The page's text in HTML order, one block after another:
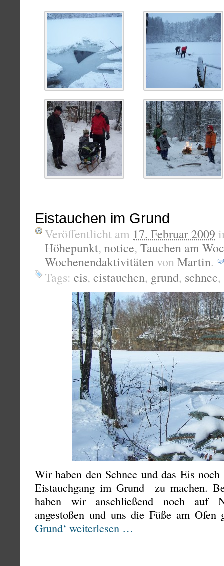
Eistauchen im Grund
Veröffentlicht am 17. Februar 2009
Höhepunkt, notice, Tauchen am
Wochenendaktivitäten von Martin.
Tags: eis, eistauchen, grund, schnee,
Wir haben den Schnee und das Eis
Eistauchgang im Grund zu machen.
haben wir anschließend noch auf
angestoßen und uns die Füße am Ofen
Grund‘ weiterlesen …